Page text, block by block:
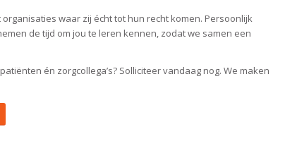
waar zij écht tot hun recht komen. Persoonlijk
de tijd om jou te leren kennen, zodat we samen een
én zorgcollega’s? Solliciteer vandaag nog. We maken